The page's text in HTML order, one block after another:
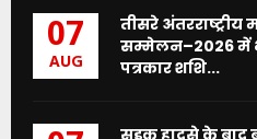
07
AUG
तीसरे अंतरराष्ट्रीय
सम्मेलन–2026 में
पत्रकार शशि...
सड़क हादसे के बाद